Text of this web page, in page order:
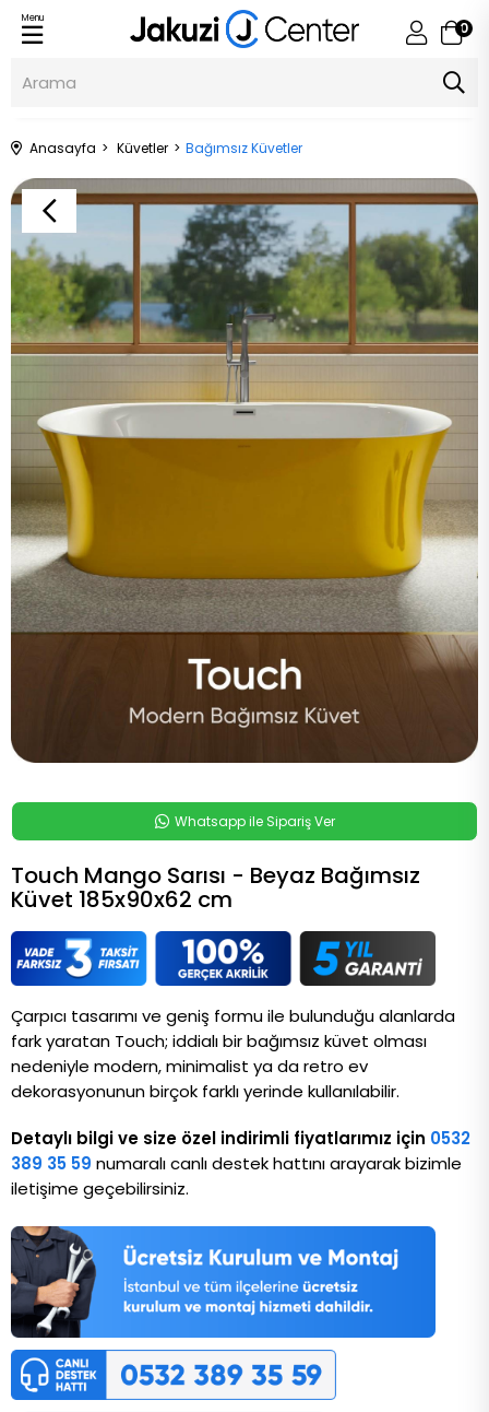
0
Menu
Anasayfa Küvetler Bağımsız Küvetler
Whatsapp ile Sipariş Ver
Touch Mango Sarısı - Beyaz Bağımsız
Küvet 185x90x62 cm
Çarpıcı tasarımı ve geniş formu ile bulunduğu alanlarda
fark yaratan Touch; iddialı bir bağımsız küvet olması
nedeniyle modern, minimalist ya da retro ev
dekorasyonunun birçok farklı yerinde kullanılabilir.
Detaylı bilgi ve size özel indirimli fiyatlarımız için 0532
389 35 59 numaralı canlı destek hattını arayarak bizimle
iletişime geçebilirsiniz.